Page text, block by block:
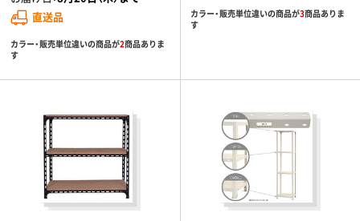
直送品
カラー・販売単位違いの商品が2商品ありま
す
カラー・販売単位違いの商品が3商品ありま
す